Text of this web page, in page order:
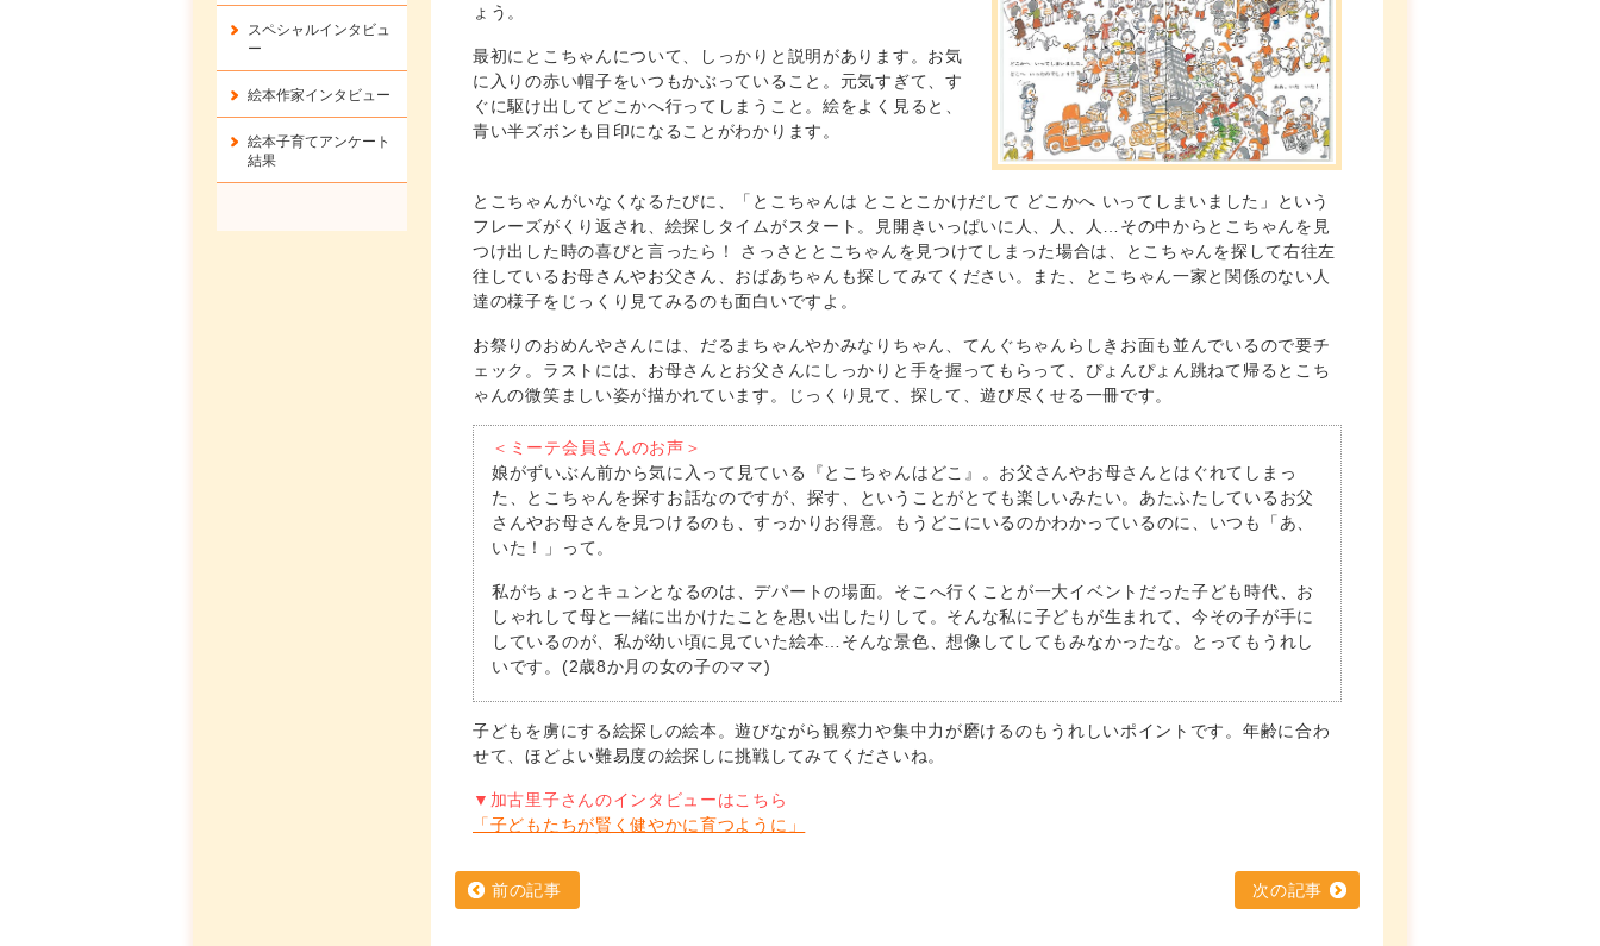
ょう。
最初にとこちゃんについて、しっかりと説明があります。お気
に入りの赤い帽子をいつもかぶっていること。元気すぎて、す
ぐに駆け出してどこかへ行ってしまうこと。絵をよく見ると、
青い半ズボンも目印になることがわかります。
とこちゃんがいなくなるたびに、「とこちゃんは とことこかけだして どこかへ いってしまいました」という
フレーズがくり返され、絵探しタイムがスタート。見開きいっぱいに人、人、人…その中からとこちゃんを見
つけ出した時の喜びと言ったら！ さっさととこちゃんを見つけてしまった場合は、とこちゃんを探して右往左
往しているお母さんやお父さん、おばあちゃんも探してみてください。また、とこちゃん一家と関係のない人
達の様子をじっくり見てみるのも面白いですよ。
お祭りのおめんやさんには、だるまちゃんやかみなりちゃん、てんぐちゃんらしきお面も並んでいるので要チ
ェック。ラストには、お母さんとお父さんにしっかりと手を握ってもらって、ぴょんぴょん跳ねて帰るとこち
ゃんの微笑ましい姿が描かれています。じっくり見て、探して、遊び尽くせる一冊です。
＜ミーテ会員さんのお声＞
娘がずいぶん前から気に入って見ている『とこちゃんはどこ』。お父さんやお母さんとはぐれてしまっ
た、とこちゃんを探すお話なのですが、探す、ということがとても楽しいみたい。あたふたしているお父
さんやお母さんを見つけるのも、すっかりお得意。もうどこにいるのかわかっているのに、いつも「あ、
いた！」って。
私がちょっとキュンとなるのは、デパートの場面。そこへ行くことが一大イベントだった子ども時代、お
しゃれして母と一緒に出かけたことを思い出したりして。そんな私に子どもが生まれて、今その子が手に
しているのが、私が幼い頃に見ていた絵本…そんな景色、想像してしてもみなかったな。とってもうれし
いです。(2歳8か月の女の子のママ)
子どもを虜にする絵探しの絵本。遊びながら観察力や集中力が磨けるのもうれしいポイントです。年齢に合わ
せて、ほどよい難易度の絵探しに挑戦してみてくださいね。
▼加古里子さんのインタビューはこちら
「子どもたちが賢く健やかに育つように」
前の記事 次の記事
スペシャルインタビュ
ー
絵本作家インタビュー
絵本子育てアンケート
結果